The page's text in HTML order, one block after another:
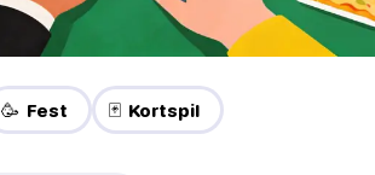
🥳 Fest 🃏 Kortspil